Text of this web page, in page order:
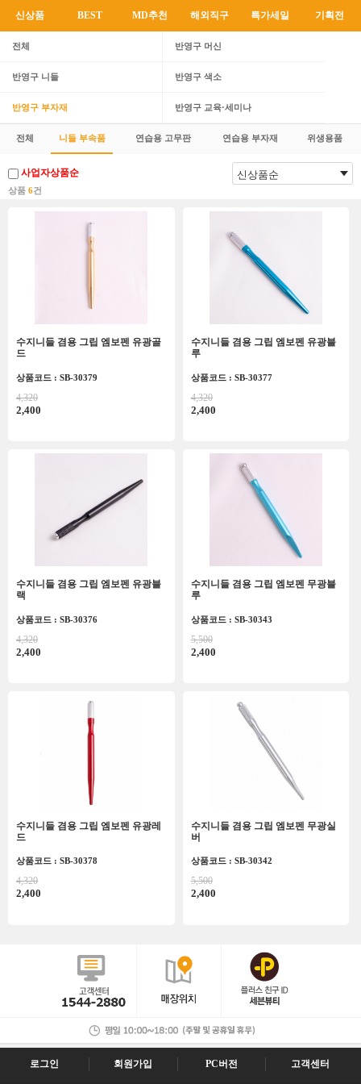
신상품 BEST MD추천 해외직구 특가세일 기획전
전체 반영구 머신
반영구 니들 반영구 색소
반영구 부자재 반영구 교육·세미나
전체 니들 부속품 연습용 고무판 연습용 부자재 위생용품
사업자상품순
상품 6건
수지니들 겸용 그립 엠보펜 유광골
드
상품코드 : SB-30379
4,320
2,400
수지니들 겸용 그립 엠보펜 유광블
루
상품코드 : SB-30377
4,320
2,400
수지니들 겸용 그립 엠보펜 유광블
랙
상품코드 : SB-30376
4,320
2,400
수지니들 겸용 그립 엠보펜 무광블
루
상품코드 : SB-30343
5,500
2,400
수지니들 겸용 그립 엠보펜 유광레
드
상품코드 : SB-30378
4,320
2,400
수지니들 겸용 그립 엠보펜 무광실
버
상품코드 : SB-30342
5,500
2,400
로그인 회원가입 PC버전 고객센터